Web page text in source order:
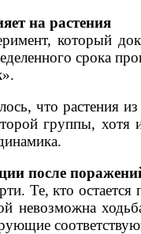
на растения
который
срока
что растения
группы,
после
Те, кто
невозможна